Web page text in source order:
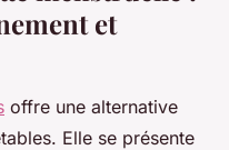
et
offre une alternative
Elle se présente